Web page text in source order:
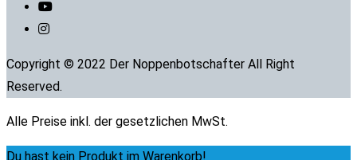
Copyright © 2022 Der Noppenbotschafter All Right
Reserved.
Alle Preise inkl. der gesetzlichen MwSt.
Du hast kein Produkt im Warenkorb!